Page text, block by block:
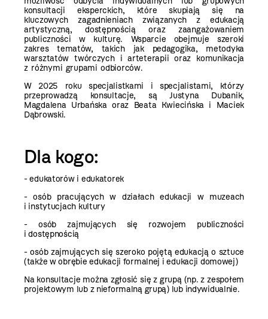
konsultacji eksperckich, które skupiają się na
kluczowych zagadnieniach związanych z edukacją
artystyczną, dostępnością oraz zaangażowaniem
publiczności w kulturę. Wsparcie obejmuje szeroki
zakres tematów, takich jak pedagogika, metodyka
warsztatów twórczych i arteterapii oraz komunikacja
z różnymi grupami odbiorców.
W 2025 roku specjalistkami i specjalistami, którzy
przeprowadzą konsultacje, są Justyna Dubanik,
Magdalena Urbańska oraz Beata Kwiecińska i Maciek
Dąbrowski.
Dla kogo:
- edukatorów i edukatorek
- osób pracujących w działach edukacji w muzeach
i instytucjach kultury
- osób zajmujących się rozwojem publiczności
i dostępnością
- osób zajmujących się szeroko pojętą edukacją o sztuce
(także w obrębie edukacji formalnej i edukacji domowej)
Na konsultacje można zgłosić się z grupą (np. z zespołem
projektowym lub z nieformalną grupą) lub indywidualnie.